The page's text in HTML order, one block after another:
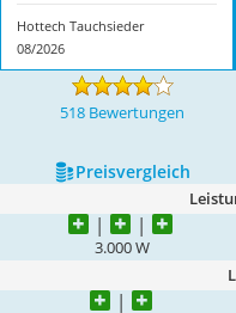
Hottech Tauchsieder
08/2026
518 Bewertungen
Preis­vergleich
3.000 W